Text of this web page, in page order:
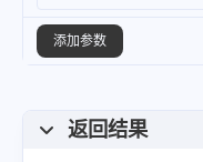
添加参数
返回结果